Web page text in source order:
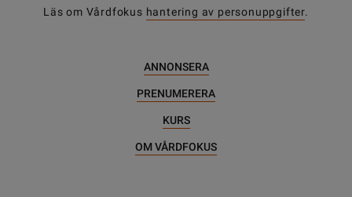
Läs om Vårdfokus hantering av personuppgifter.
ANNONSERA
PRENUMERERA
KURS
OM VÅRDFOKUS